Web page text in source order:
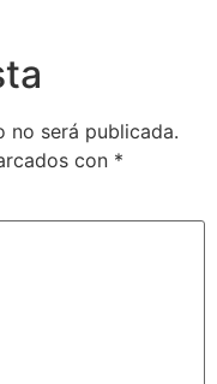
no será publicada.
con *